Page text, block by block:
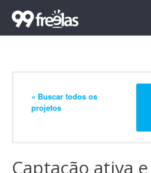
« Buscar todos os
projetos
Captação ativa e